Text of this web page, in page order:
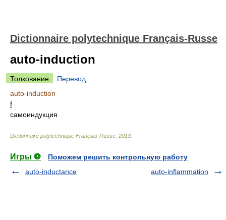
Dictionnaire polytechnique Français-Russe
auto-induction
Толкование
Перевод
auto-induction
f
самоиндукция
Dictionnaire polytechnique Français-Russe 2013
Игры ⚽
Поможем решить контрольную работу
auto-inductance
auto-inflammation